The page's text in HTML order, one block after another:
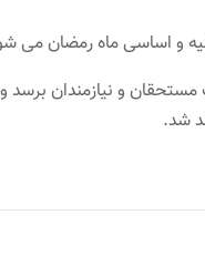
و اساسی ماه رمضان می
و نیازمندان برسد و
شد.